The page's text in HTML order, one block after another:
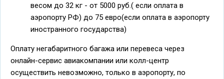
весом до 32 кг - от 5000 руб.( если оплата в
аэропорту РФ) до 75 евро(если оплата в аэропорту
иностранного государства)
Оплату негабаритного багажа или перевеса через
онлайн-сервис авиакомпании или колл-центр
осуществить невозможно, только в аэропорту, по